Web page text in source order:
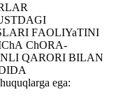
FАOLIYaTINI
ChORА-
QАRORI BILАN
ega: